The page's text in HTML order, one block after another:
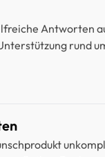
Antworten
rund